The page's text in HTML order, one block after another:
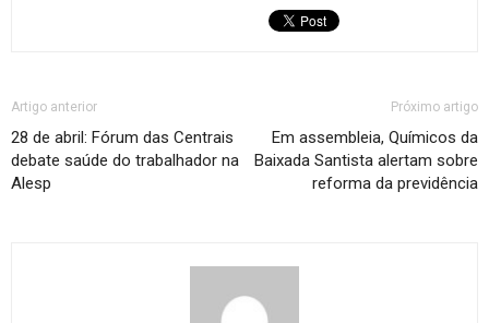
Artigo anterior
28 de abril: Fórum das Centrais
debate saúde do trabalhador na
Alesp
Próximo artigo
Em assembleia, Químicos da
Baixada Santista alertam sobre
reforma da previdência